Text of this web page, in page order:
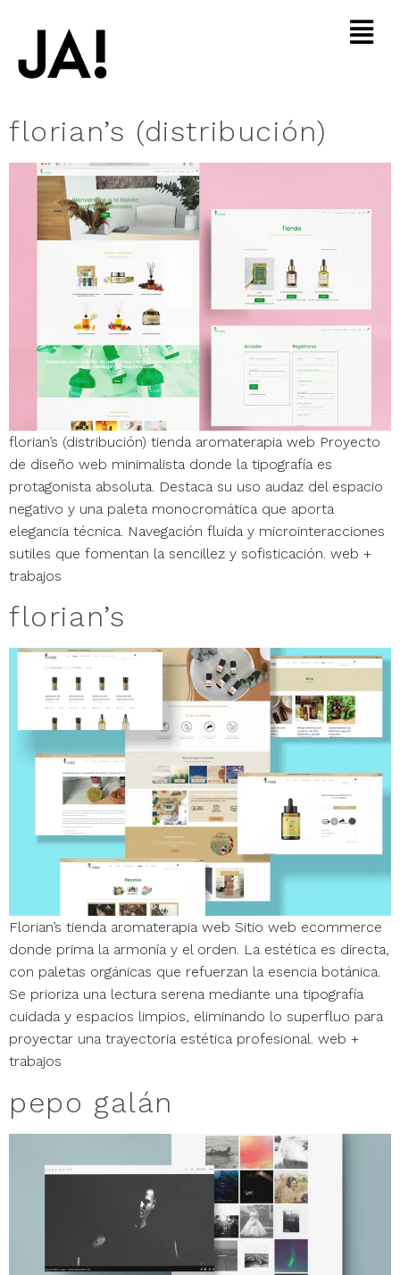
florian’s (distribución)
florian’s (distribución) tienda aromaterapia web Proyecto
de diseño web minimalista donde la tipografía es
protagonista absoluta. Destaca su uso audaz del espacio
negativo y una paleta monocromática que aporta
elegancia técnica. Navegación fluida y microinteracciones
sutiles que fomentan la sencillez y sofisticación. web +
trabajos
florian’s
Florian’s tienda aromaterapia web Sitio web ecommerce
donde prima la armonía y el orden. La estética es directa,
con paletas orgánicas que refuerzan la esencia botánica.
Se prioriza una lectura serena mediante una tipografía
cuidada y espacios limpios, eliminando lo superfluo para
proyectar una trayectoria estética profesional. web +
trabajos
pepo galán